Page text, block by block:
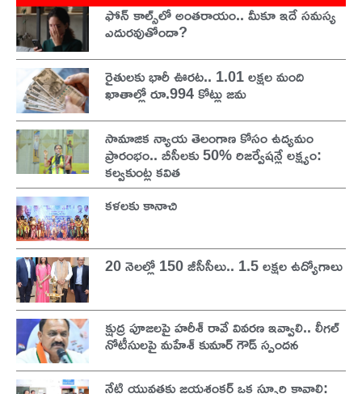
ఫోన్ కాల్స్‌లో అంతరాయం.. మీకూ ఇదే సమస్య
ఎదురవుతోందా?
రైతులకు భారీ ఊరట.. 1.01 లక్షల మంది
ఖాతాల్లో రూ.994 కోట్లు జమ
సామాజిక న్యాయ తెలంగాణ కోసం ఉద్యమం
ప్రారంభం.. బీసీలకు 50% రిజర్వేషన్లే లక్ష్యం:
కల్వకుంట్ల కవిత
కళలకు కానాచి
20 నెలల్లో 150 జీసీసీలు.. 1.5 లక్షల ఉద్యోగాలు
క్షుద్ర పూజలపై హరీశ్ రావే వివరణ ఇవ్వాలి.. లీగల్
నోటీసులపై మహేశ్ కుమార్ గౌడ్ స్పందన
నేటి యువతకు జయశంకర్ ఒక స్ఫూర్తి కావాలి: